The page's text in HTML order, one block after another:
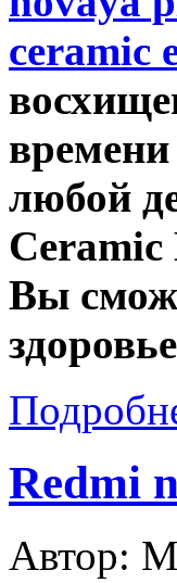
любой
Вы
Redmi
Автор: